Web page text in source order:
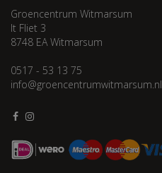
Groencentrum Witmarsum
It Fliet 3
8748 EA Witmarsum
0517 - 53 13 75
info@groencentrumwitmarsum.nl